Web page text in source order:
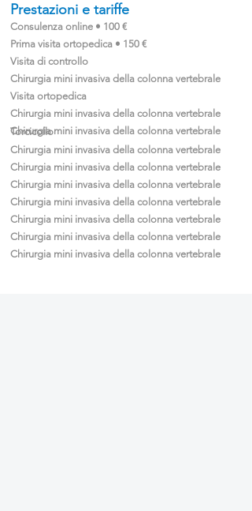
Prestazioni e tariffe
Consulenza online • 100 €
Prima visita ortopedica • 150 €
Visita di controllo
Chirurgia mini invasiva della colonna vertebrale
Visita ortopedica
Chirurgia mini invasiva della colonna vertebrale
Chirurgia mini invasiva della colonna vertebrale
Torcicollo
Chirurgia mini invasiva della colonna vertebrale
Chirurgia mini invasiva della colonna vertebrale
Chirurgia mini invasiva della colonna vertebrale
Chirurgia mini invasiva della colonna vertebrale
Chirurgia mini invasiva della colonna vertebrale
Chirurgia mini invasiva della colonna vertebrale
Chirurgia mini invasiva della colonna vertebrale